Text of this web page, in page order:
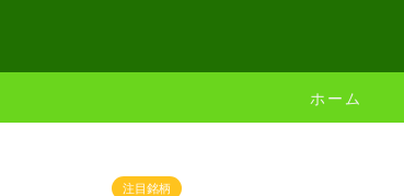
ホーム
注目銘柄